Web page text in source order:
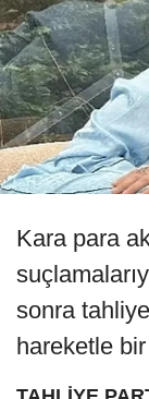
Kara para
sonra
hareketle